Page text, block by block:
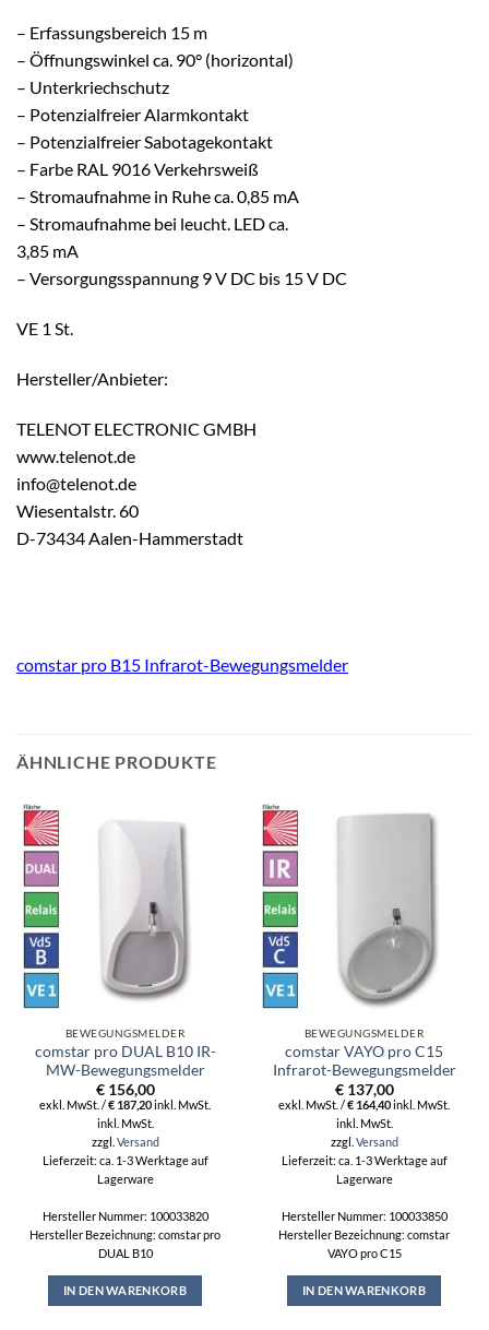
– Erfassungsbereich 15 m
– Öffnungswinkel ca. 90° (horizontal)
– Unterkriechschutz
– Potenzialfreier Alarmkontakt
– Potenzialfreier Sabotagekontakt
– Farbe RAL 9016 Verkehrsweiß
– Stromaufnahme in Ruhe ca. 0,85 mA
– Stromaufnahme bei leucht. LED ca.
3,85 mA
– Versorgungsspannung 9 V DC bis 15 V DC
VE 1 St.
Hersteller/Anbieter:
TELENOT ELECTRONIC GMBH
www.telenot.de
info@telenot.de
Wiesentalstr. 60
D-73434 Aalen-Hammerstadt
comstar pro B15 Infrarot-Bewegungsmelder
ÄHNLICHE PRODUKTE
BEWEGUNGSMELDER
comstar pro DUAL B10 IR-
MW-Bewegungsmelder
€156,00
exkl. MwSt. /€ 187,20inkl. MwSt.
inkl. MwSt.
zzgl. Versand
Lieferzeit: ca. 1-3 Werktage auf
Lagerware
Hersteller Nummer: 100033820
Hersteller Bezeichnung: comstar pro
DUAL B10
IN DEN WARENKORB
BEWEGUNGSMELDER
comstar VAYO pro C15
Infrarot-Bewegungsmelder
€137,00
exkl. MwSt. /€ 164,40inkl. MwSt.
inkl. MwSt.
zzgl. Versand
Lieferzeit: ca. 1-3 Werktage auf
Lagerware
Hersteller Nummer: 100033850
Hersteller Bezeichnung: comstar
VAYO pro C15
IN DEN WARENKORB